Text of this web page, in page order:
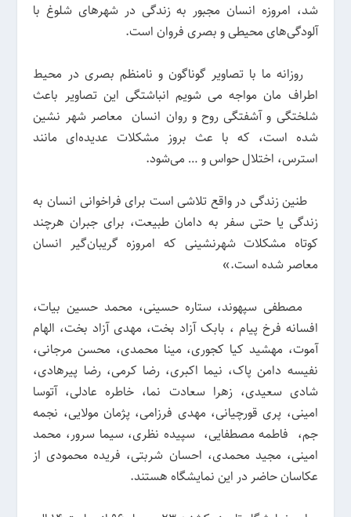
شد، امروزه انسان مجبور به زندگی در شهرهای شلوغ با
آلودگی‌های محیطی و بصری فروان است.
روزانه ما با تصاویر گوناگون و نامنظم بصری در محیط
اطراف مان مواجه می شویم انباشتگی این تصاویر باعث
شلختگی و آشفتگی روح و روان انسان معاصر شهر نشین
شده است، که با عث بروز مشکلات عدیده‌ای مانند
استرس، اختلال حواس و … می‌شود.
طنین زندگی در واقع تلاشی است برای فراخوانی انسان به
زندگی یا حتی سفر به دامان طبیعت، برای جبران هرچند
کوتاه مشکلات شهرنشینی که امروزه گریبان‌گیر انسان
معاصر شده است.»
مصطفی سپهوند، ستاره حسینی، محمد حسین بیات،
افسانه فرخ پیام ، بابک آزاد بخت، مهدی آزاد بخت، الهام
آموت، مهشید کیا کجوری، مینا محمدی، محسن مرجانی،
نفیسه دامن پاک، نیما اکبری، رضا کرمی، رضا پیرهادی،
شادی سعیدی، زهرا سعادت نما، خاطره عادلی، آتوسا
امینی، پری قورچیانی، مهدی فرزامی، پژمان مولایی، نجمه
جم، فاطمه مصطفایی، سپیده نظری، سیما سرور، محمد
امینی، مجید محمدی، احسان شربتی، فریده محمودی از
عکاسان حاضر در این نمایشگاه هستند.